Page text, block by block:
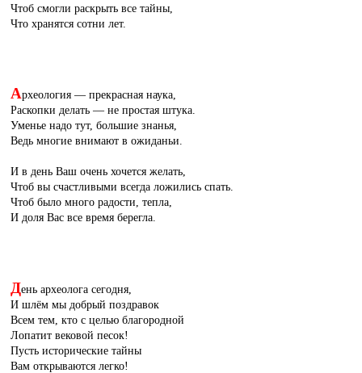
Чтоб смогли раскрыть все тайны,
Что хранятся сотни лет.
Археология — прекрасная наука,
Раскопки делать — не простая штука.
Уменье надо тут, большие знанья,
Ведь многие внимают в ожиданьи.
И в день Ваш очень хочется желать,
Чтоб вы счастливыми всегда ложились спать.
Чтоб было много радости, тепла,
И доля Вас все время берегла.
День археолога сегодня,
И шлём мы добрый поздравок
Всем тем, кто с целью благородной
Лопатит вековой песок!
Пусть исторические тайны
Вам открываются легко!